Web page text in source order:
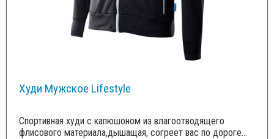
Худи Мужское Lifestyle
Спортивная худи с капюшоном из влагоотводящего
флисового материала,дышащая, согреет вас по дороге...